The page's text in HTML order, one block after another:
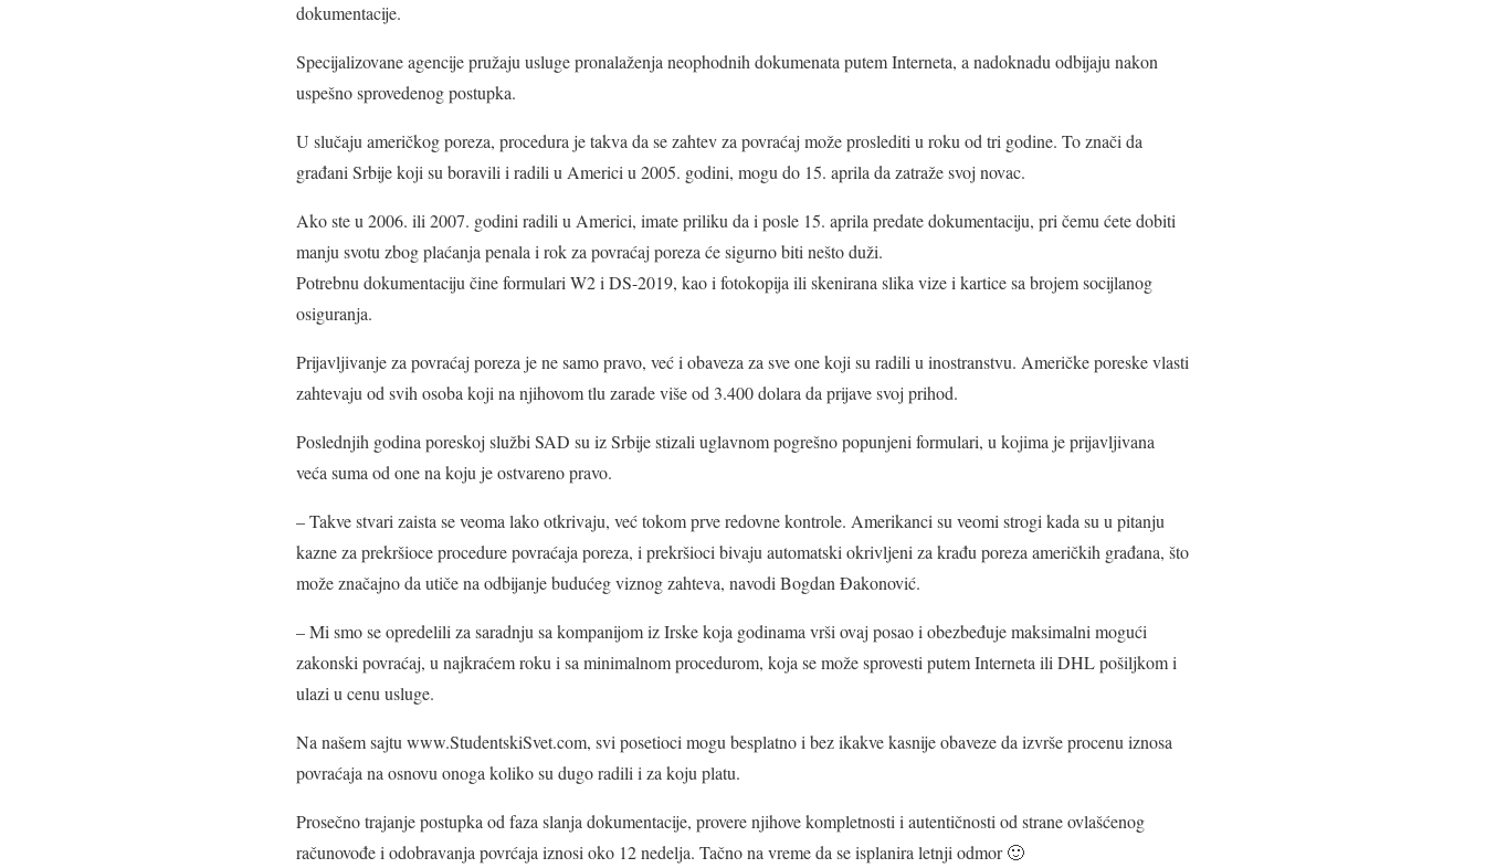
dokumentacije.
Specijalizovane agencije pružaju usluge pronalaženja neophodnih dokumenata putem Interneta, a nadoknadu odbijaju nakon
uspešno sprovedenog postupka.
U slučaju američkog poreza, procedura je takva da se zahtev za povraćaj može proslediti u roku od tri godine. To znači da
građani Srbije koji su boravili i radili u Americi u 2005. godini, mogu do 15. aprila da zatraže svoj novac.
Ako ste u 2006. ili 2007. godini radili u Americi, imate priliku da i posle 15. aprila predate dokumentaciju, pri čemu ćete dobiti
manju svotu zbog plaćanja penala i rok za povraćaj poreza će sigurno biti nešto duži.
Potrebnu dokumentaciju čine formulari W2 i DS-2019, kao i fotokopija ili skenirana slika vize i kartice sa brojem socijlanog
osiguranja.
Prijavljivanje za povraćaj poreza je ne samo pravo, već i obaveza za sve one koji su radili u inostranstvu. Američke poreske vlasti
zahtevaju od svih osoba koji na njihovom tlu zarade više od 3.400 dolara da prijave svoj prihod.
Poslednjih godina poreskoj službi SAD su iz Srbije stizali uglavnom pogrešno popunjeni formulari, u kojima je prijavljivana
veća suma od one na koju je ostvareno pravo.
– Takve stvari zaista se veoma lako otkrivaju, već tokom prve redovne kontrole. Amerikanci su veomi strogi kada su u pitanju
kazne za prekršioce procedure povraćaja poreza, i prekršioci bivaju automatski okrivljeni za krađu poreza američkih građana, što
može značajno da utiče na odbijanje budućeg viznog zahteva, navodi Bogdan Đakonović.
– Mi smo se opredelili za saradnju sa kompanijom iz Irske koja godinama vrši ovaj posao i obezbeđuje maksimalni mogući
zakonski povraćaj, u najkraćem roku i sa minimalnom procedurom, koja se može sprovesti putem Interneta ili DHL pošiljkom i
ulazi u cenu usluge.
Na našem sajtu www.StudentskiSvet.com, svi posetioci mogu besplatno i bez ikakve kasnije obaveze da izvrše procenu iznosa
povraćaja na osnovu onoga koliko su dugo radili i za koju platu.
Prosečno trajanje postupka od faza slanja dokumentacije, provere njihove kompletnosti i autentičnosti od strane ovlašćenog
računovođe i odobravanja povrćaja iznosi oko 12 nedelja. Tačno na vreme da se isplanira letnji odmor 🙂